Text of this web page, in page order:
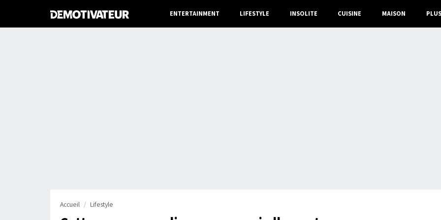
ENTERTAINMENT LIFESTYLE INSOLITE CUISINE MAISON PLUS
Accueil Lifestyle